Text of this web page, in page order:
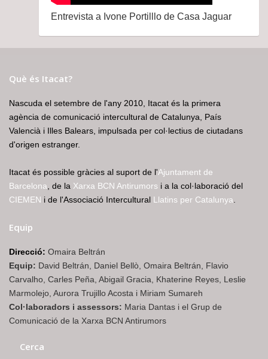
Entrevista a Ivone Portilllo de Casa Jaguar
Què és Itacat?
Nascuda el setembre de l'any 2010, Itacat és la primera
agència de comunicació intercultural de Catalunya, País
Valencià i Illes Balears, impulsada per col·lectius de ciutadans
d'origen estranger.
Itacat és possible gràcies al suport de l'Ajuntament de
Barcelona , de la Xarxa BCN Antirumors i a la col·laboració del
CIEMEN i de l'Associació Intercultural Llatins per Catalunya
Equip
Direcció: Omaira Beltrán
Equip: David Beltrán, Daniel Bellò, Omaira Beltrán, Flavio
Carvalho, Carles Peña, Abigail Gracia, Khaterine Reyes, Leslie
Marmolejo, Aurora Trujillo Acosta i Miriam Sumareh
Col·laboradors i assessors: Maria Dantas i el Grup de
Comunicació de la Xarxa BCN Antirumors
Cerca